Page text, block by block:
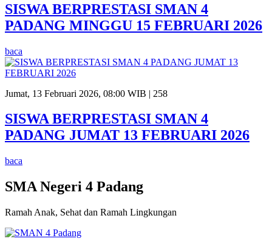
SISWA BERPRESTASI SMAN 4
PADANG MINGGU 15 FEBRUARI 2026
baca
Jumat, 13 Februari 2026, 08:00 WIB | 258
SISWA BERPRESTASI SMAN 4
PADANG JUMAT 13 FEBRUARI 2026
baca
SMA Negeri 4 Padang
Ramah Anak, Sehat dan Ramah Lingkungan